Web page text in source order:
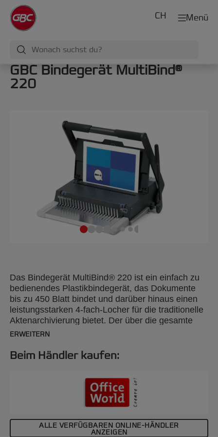
Menü
CH
GBC Bindegerät MultiBind®
220
Das Bindegerät MultiBind® 220 ist ein einfach zu
bedienendes Plastikbindegerät, das Dokumente
bis zu 450 Blatt bindet und darüber hinaus einen
leistungsstarken 4-fach-Locher für die traditionelle
Aktenarchivierung bietet. Der über die gesamte
Breite verlaufende Griff sorgt für ein reibungsloses,
zur einfachen Aufbewahrung sicher
ERWEITERN
Beim Händler kaufen:
ALLE VERFÜGBAREN ONLINE-HÄNDLER
ANZEIGEN